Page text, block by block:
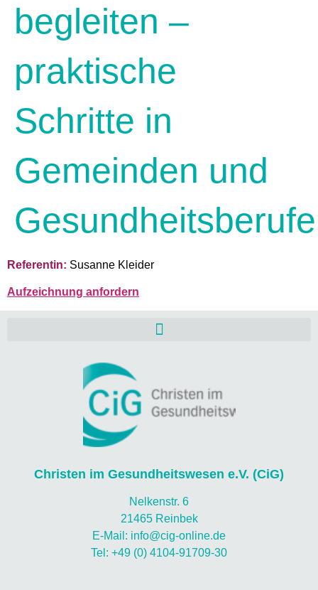
begleiten –
praktische
Schritte in
Gemeinden und
Referentin: Susanne Kleider
Aufzeichnung anfordern
Christen im Gesundheitswesen e.V. (CiG)
Nelkenstr. 6
21465 Reinbek
E-Mail: info@cig-online.de
Tel: +49 (0) 4104-91709-30